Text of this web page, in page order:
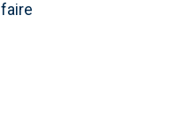
les temps et